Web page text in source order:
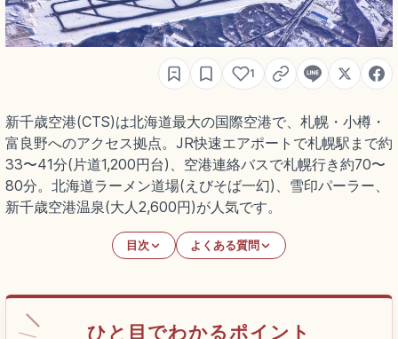
1
新千歳空港(CTS)は北海道最大の国際空港で、札幌・小樽・
富良野へのアクセス拠点。JR快速エアポートで札幌駅まで約
33〜41分(片道1,200円台)、空港連絡バスで札幌行き約70〜
80分。北海道ラーメン道場(えびそば一幻)、雪印パーラー、
新千歳空港温泉(大人2,600円)が人気です。
目次 よくある質問
ひと目でわかるポイント